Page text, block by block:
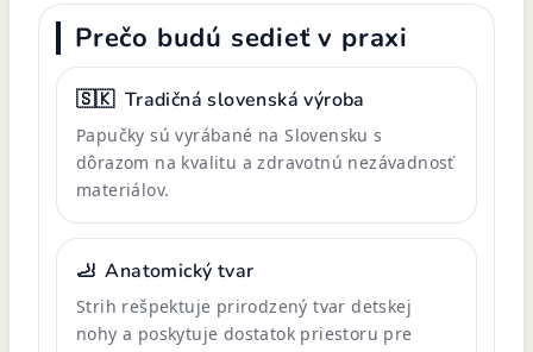
Prečo budú sedieť v praxi
🇸🇰 Tradičná slovenská výroba
Papučky sú vyrábané na Slovensku s
dôrazom na kvalitu a zdravotnú nezávadnosť
materiálov.
🦶 Anatomický tvar
Strih rešpektuje prirodzený tvar detskej
nohy a poskytuje dostatok priestoru pre